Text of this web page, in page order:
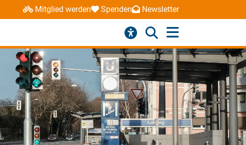
Mitglied werden Spenden Newsletter